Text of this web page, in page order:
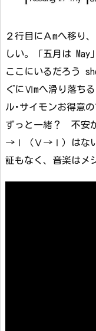
２行目にＡmへ移り
しい。「五月は May
ここにいるだろう
ぐにⅥmへ滑り落ち
ル･サイモンお得意
ずっと一緒？ 不安
→Ⅰ（Ⅴ→Ⅰ）はない
証もなく、音楽はメ